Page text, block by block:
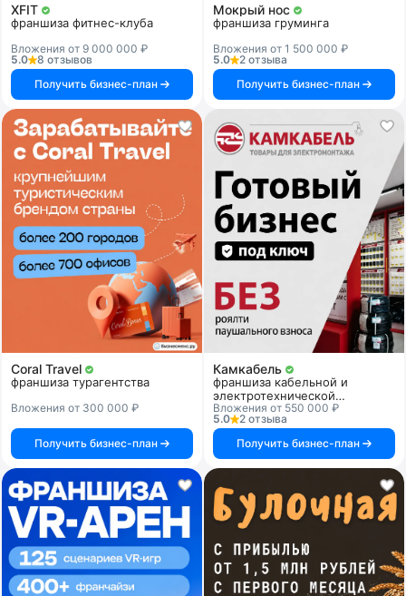
XFIT
франшиза фитнес-клуба
Вложения от 9 000 000 ₽
5.0
8 отзывов
Получить бизнес-план
Мокрый нос
франшиза груминга
Вложения от 1 500 000 ₽
5.0
2 отзыва
Получить бизнес-план
Coral Travel
франшиза турагентства
Вложения от 300 000 ₽
Получить бизнес-план
Камкабель
франшиза кабельной и
электротехнической
продукции
Вложения от 550 000 ₽
5.0
2 отзыва
Получить бизнес-план